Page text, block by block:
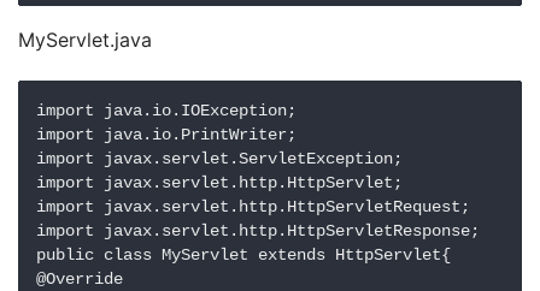
MyServlet.java
import java.io.IOException;
import java.io.PrintWriter;
import javax.servlet.ServletException;
import javax.servlet.http.HttpServlet;
import javax.servlet.http.HttpServletRequest;
import javax.servlet.http.HttpServletResponse;
public class MyServlet extends HttpServlet{
@Override